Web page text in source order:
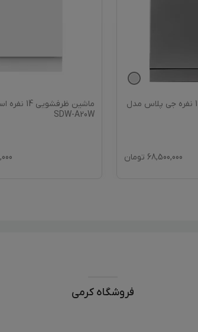
ماشین ظرفشویی 13 نفره جی پلاس مدل
68,500,000 تومان
ماشین
SDW-A20W
فروشگاه کرمی